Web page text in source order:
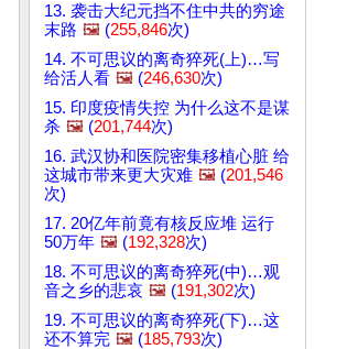
13. 袭击大纪元挡不住中共的穷途
末路 🖼️ (255,846次)
14. 不可思议的离奇猝死(上)…写
给活人看 🖼️ (246,630次)
15. 印度疫情失控 为什么这不是谋
杀 🖼️ (201,744次)
16. 武汉协和医院密集移植心脏 给
这城市带来更大灾难 🖼️ (201,546
次)
17. 20亿年前竟有核反应堆 运行
50万年 🖼️ (192,328次)
18. 不可思议的离奇猝死(中)…观
音之乡的悲哀 🖼️ (191,302次)
19. 不可思议的离奇猝死(下)…这
还不算完 🖼️ (185,793次)